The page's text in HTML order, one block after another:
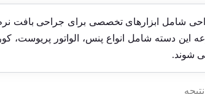
شامل ابزارهای تخصصی برای جراحی بافت
این دسته شامل انواع پنس، الواتور
شوند.